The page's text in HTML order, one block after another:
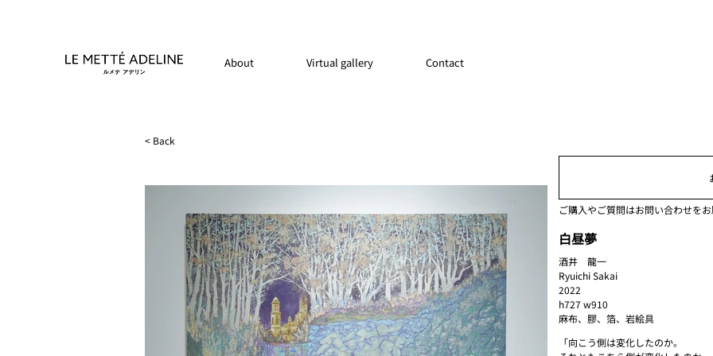
About Virtual gallery Contact
< Back
ご購入やご質問はお問い合わせをお
白昼夢
酒井 龍一
Ryuichi Sakai
2022
h727 w910
麻布、膠、箔、岩絵具
「向こう側は変化したのか。